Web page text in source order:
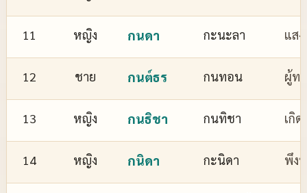
11 หญิง กนดา กะนะลา แสง
12 ชาย กนต์ธร กนทอน ผู้ท
13 หญิง กนธิชา กนทิชา เกิด
14 หญิง กนิดา กะนิดา พึง